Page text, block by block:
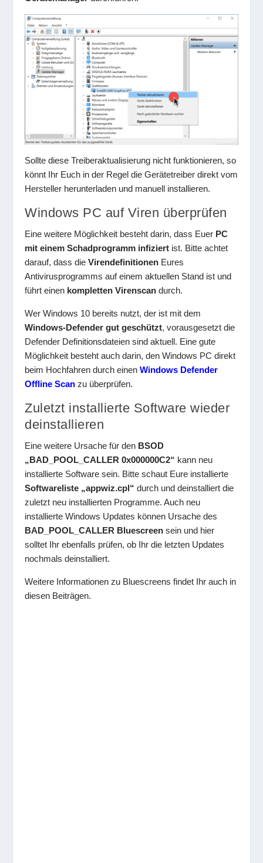
Sollte diese Treiberaktualisierung nicht funktionieren, so
könnt Ihr Euch in der Regel die Gerätetreiber direkt vom
Hersteller herunterladen und manuell installieren.
Windows PC auf Viren überprüfen
Eine weitere Möglichkeit besteht darin, dass Euer PC
mit einem Schadprogramm infiziert ist. Bitte achtet
darauf, dass dieVirendefinitionen Eures
Antivirusprogramms auf einem aktuellen Stand ist und
führt einen kompletten Virenscan durch.
Wer Windows 10 bereits nutzt, der ist mit dem
Windows-Defender gut geschützt, vorausgesetzt die
Defender Definitionsdateien sind aktuell. Eine gute
Möglichkeit besteht auch darin, den Windows PC direkt
beim Hochfahren durch einenWindows Defender
Offline Scan zu überprüfen.
Zuletzt installierte Software wieder
deinstallieren
Eine weitere Ursache für den BSOD
„BAD_POOL_CALLER 0x000000C2“ kann neu
installierte Software sein. Bitte schaut Eure installierte
Softwareliste „appwiz.cpl“ durch und deinstalliert die
zuletzt neu installierten Programme. Auch neu
installierte Windows Updates können Ursache des
BAD_POOL_CALLER Bluescreen sein und hier
solltet Ihr ebenfalls prüfen, ob Ihr die letzten Updates
nochmals deinstalliert.
Weitere Informationen zu Bluescreens findet Ihr auch in
diesen Beiträgen.